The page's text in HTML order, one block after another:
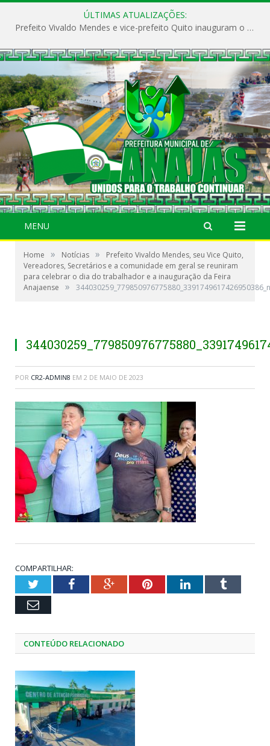
ÚLTIMAS ATUALIZAÇÕES:
Prefeito Vivaldo Mendes e vice-prefeito Quito inauguram o CAPS e fortalecem a saúde pública em Anajás.
MENU
Home » Notícias »
Prefeito Vivaldo Mendes, seu Vice Quito,
Vereadores, Secretários e a comunidade em geral se reuniram
para celebrar o dia do trabalhador e a inauguração da Feira
Anajaense
» 344030259_779850976775880_3391749617426950386_n
POR CR2-ADMIN8 EM 2 DE MAIO DE 2023
COMPARTILHAR:
TwitterFacebookGoogle+PinterestLinkedInTumblr
Email
CONTEÚDO RELACIONADO